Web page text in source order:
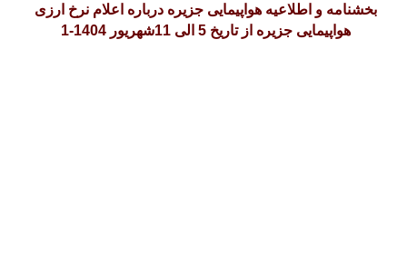
بخشنامه و اطلاعیه هواپیمایی جزیره درباره اعلام نرخ ارزی
هواپیمایی جزیره از تاریخ 5 الی 11شهریور 1404-1